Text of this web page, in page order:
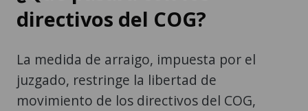
directivos del COG?
La medida de arraigo, impuesta por el
juzgado, restringe la libertad de
movimiento de los directivos del COG,